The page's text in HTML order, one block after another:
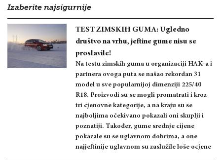
Izaberite najsigurnije
TEST ZIMSKIH GUMA: Ugledno
društvo na vrhu, jeftine gume nisu se
proslavile!
Na testu zimskih guma u organizaciji HAK-a i
partnera ovoga puta se našao rekordan 31
model u sve popularnijoj dimenziji 225/40
R18. Proizvodi su se mogli promatrati i kroz
tri cjenovne kategorije, a na kraju su se
najboljima očekivano pokazali oni skuplji i
poznatiji. Također, gume srednje cijene
pokazale su se uglavnom dobrima, a one
najjeftinije uglavnom su zaslužile loše ocjene